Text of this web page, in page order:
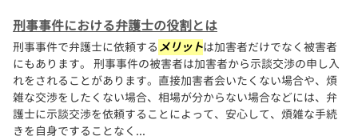
刑事事件における弁護士の役割とは
刑事事件で弁護士に依頼する メリットは加害者だけでなく被害者
にもあります。 刑事事件の被害者は加害者から示談交渉の申し入
れをされることがあります。直接加害者会いたくない場合や、煩
雑な交渉をしたくない場合、相場が分からない場合などには、弁
護士に示談交渉を依頼することによって、安心して、煩雑な手続
きを自身ですることなく...